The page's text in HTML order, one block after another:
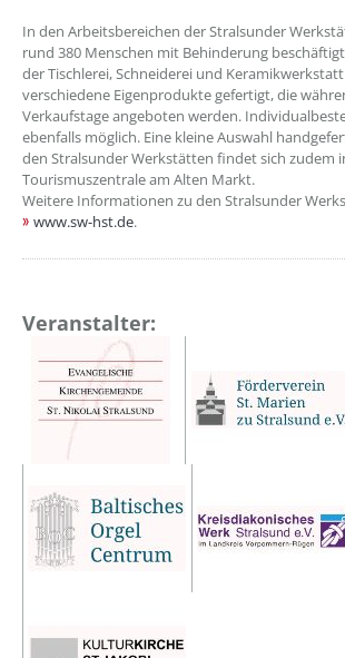
In den Arbeitsbereichen der Stralsunder
rund 380 Menschen mit Behinderung
der Tischlerei, Schneiderei und
verschiedene Eigenprodukte gefertigt, die
Verkaufstage angeboten werden.
ebenfalls möglich. Eine kleine Auswahl
den Stralsunder Werkstätten findet sich zudem
Tourismuszentrale am Alten Markt.
Weitere Informationen zu den Stralsunder
www.sw-hst.de.
Veranstalter: